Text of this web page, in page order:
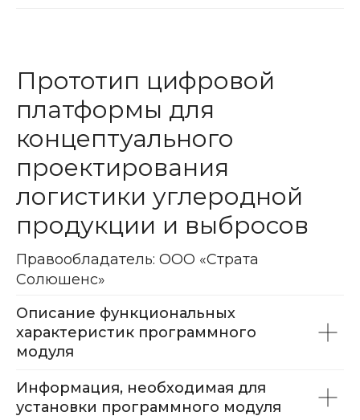
Прототип цифровой
платформы для
концептуального
проектирования
логистики углеродной
продукции и выбросов
Правообладатель: ООО «Страта
Солюшенс»
Описание функциональных
характеристик программного
модуля
Информация, необходимая для
установки программного модуля